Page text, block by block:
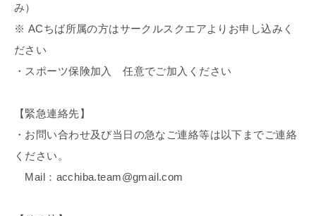
み）
※ ACちば所属の方はサークルスクエアよりお申し込みく
ださい
・スポーツ保険加入 任意でご加入ください
【緊急連絡先】
・お問い合わせ及び当日の急なご連絡等は以下までご連絡
ください。
Mail：acchiba.team@gmail.com